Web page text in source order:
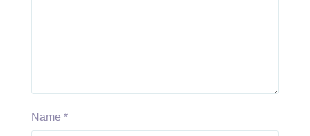
Name *